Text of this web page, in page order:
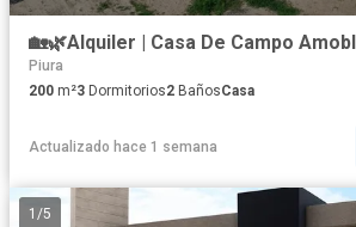
Piura
200 m²3 Dormitorios2 BañosCasa
Actualizado hace 1 semana
1 /5